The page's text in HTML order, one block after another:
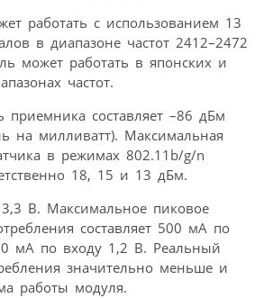
работать с использованием 13
в диапазоне частот 2412–2472
может работать в японских и
частот.
приемника составляет –86 дБм
на милливатт). Максимальная
в режимах 802.11b/g/n
18, 15 и 13 дБм.
В. Максимальное пиковое
составляет 500 мА по
мА по входу 1,2 В. Реальный
значительно меньше и
работы модуля.